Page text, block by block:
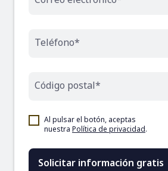
Teléfono*
Código postal*
Al pulsar el botón, aceptas
nuestra Política de privacidad.